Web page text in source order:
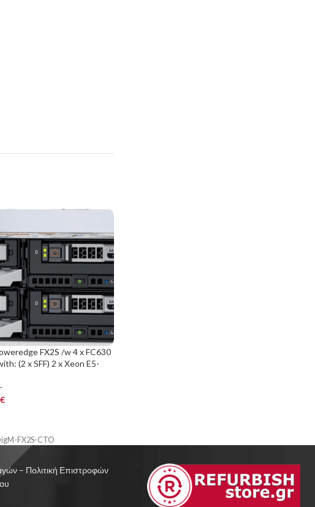
FX2S /w 4 x FC630
(2 x SFF) 2 x Xeon E5-
€
FX2S-CTO
– Πολιτική Επιστροφών